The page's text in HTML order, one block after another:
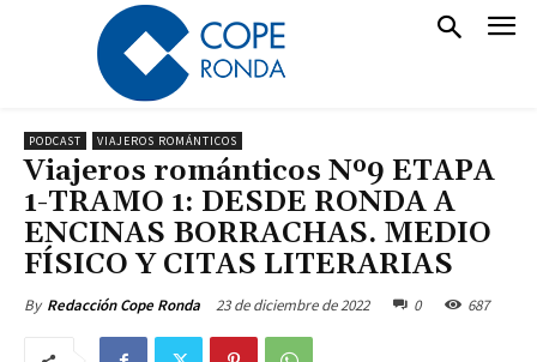
PODCAST VIAJEROS ROMÁNTICOS
Viajeros románticos Nº9 ETAPA
1-TRAMO 1: DESDE RONDA A
ENCINAS BORRACHAS. MEDIO
FÍSICO Y CITAS LITERARIAS
By Redacción Cope Ronda 23 de diciembre de 2022 0 687